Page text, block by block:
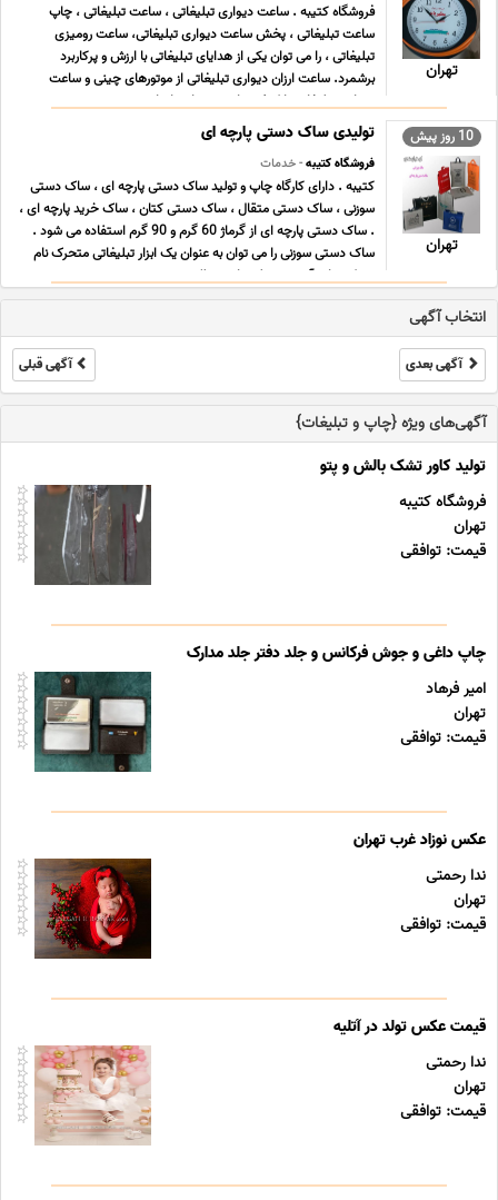
تهران
فروشگاه کتیبه . ساعت دیواری تبلیغاتی ، ساعت تبلیغاتی ، چاپ
ساعت تبلیغاتی ، پخش ساعت دیواری تبلیغاتی، ساعت رومیزی
تبلیغاتی ، را می توان یکی از هدایای تبلیغاتی با ارزش و پرکاربرد
برشمرد. ساعت ارزان دیواری تبلیغاتی از موتورهای چینی و ساعت
دیواری تبلیغاتی با کیفیت از موتورهای تایوان ... ...
10 روز پیش
تهران
تولیدی ساک دستی پارچه ای
فروشگاه کتیبه- خدمات
کتیبه . دارای کارگاه چاپ و تولید ساک دستی پارچه ای ، ساک دستی
سوزنی ، ساک دستی متقال ، ساک دستی کتان ، ساک خرید پارچه ای ،
. ساک دستی پارچه ای از گرماژ 60 گرم و 90 گرم استفاده می شود .
ساک دستی سوزنی را می توان به عنوان یک ابزار تبلیغاتی متحرک نام
برد که چاپ آن به وسیله چاپ سیلک ... ...
انتخاب آگهی
آگهی بعدی آگهی قبلی
آگهی‌های ویژه {چاپ و تبلیغات}
تولید کاور تشک بالش و پتو
فروشگاه کتیبه
تهران
قیمت: توافقی
چاپ داغی و جوش فرکانس و جلد دفتر جلد مدارک
امیر فرهاد
تهران
قیمت: توافقی
عکس نوزاد غرب تهران
ندا رحمتی
تهران
قیمت: توافقی
قیمت عکس تولد در آتلیه
ندا رحمتی
تهران
قیمت: توافقی